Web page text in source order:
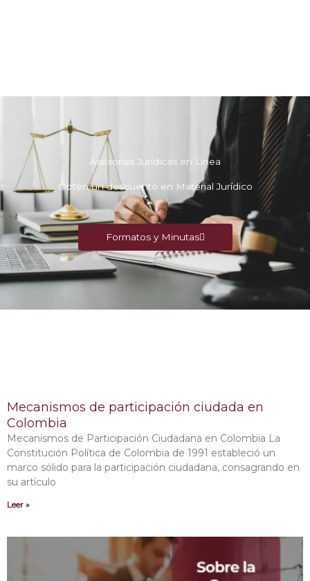
Asesorías Jurídicas en Línea
Obtén un descuento en Material Jurídico
Formatos y Minutas
Mecanismos de participación ciudada en
Colombia
Mecanismos de Participación Ciudadana en Colombia La
Constitución Política de Colombia de 1991 estableció un
marco sólido para la participación ciudadana, consagrando en
su artículo
Leer »